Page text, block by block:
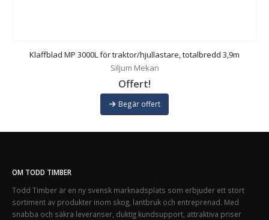
Klaffblad MP 3000L för traktor/hjullastare, totalbredd 3,9m
Siljum Mekan
Offert!
Begär offert
OM TODD TIMBER
Todd Timber är en ny svensk marknadsplats som erbjuder ett stort
sortiment av produkter inom skog, lantbruk och entreprenad. Med
snabba och säkra leveranser, duktig kundsupport, attraktiva priser